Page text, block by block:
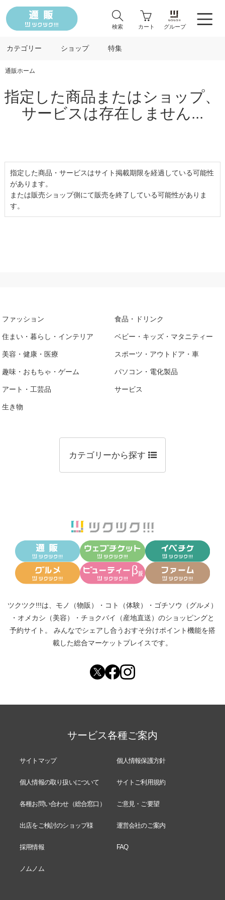
検索 カート グループ
カテゴリー ショップ 特集
通販ホーム
指定した商品またはショップ、
サービスは存在しません...
指定した商品・サービスはサイト掲載期限を経過している可能性
があります。
または販売ショップ側にて販売を終了している可能性がありま
す。
ファッション 食品・ドリンク
住まい・暮らし・インテリア ベビー・キッズ・マタニティー
美容・健康・医療 スポーツ・アウトドア・車
趣味・おもちゃ・ゲーム パソコン・電化製品
アート・工芸品 サービス
生き物
カテゴリーから探す
ツクツク!!!は、 モノ（物販） ・ コト（体験） ・ ゴチソウ（グルメ）
・ オメカシ（美容） ・ チョクバイ（産地直送） のショッピングと
予約サイト。
みんなでシェアし合う おすそ分けポイント機能を搭
載した総合マーケットプレイスです。
サービス各種ご案内
サイトマップ 個人情報保護方針
個人情報の取り扱いについて サイトご利用規約
各種お問い合わせ（総合窓口） ご意見・ご要望
出店をご検討のショップ様 運営会社のご案内
採用情報 FAQ
ノムノム